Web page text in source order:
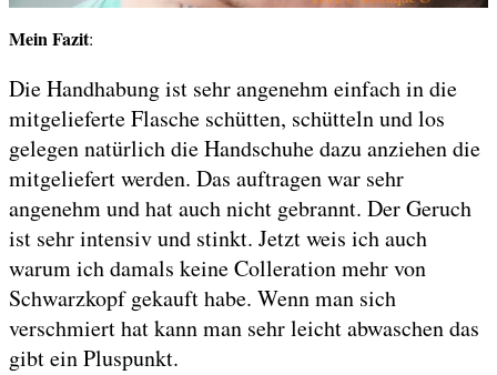
Mein Fazit:
Die Handhabung ist sehr angenehm einfach in die
mitgelieferte Flasche schütten, schütteln und los
gelegen natürlich die Handschuhe dazu anziehen die
mitgeliefert werden. Das auftragen war sehr
angenehm und hat auch nicht gebrannt. Der Geruch
ist sehr intensiv und stinkt. Jetzt weis ich auch
warum ich damals keine Colleration mehr von
Schwarzkopf gekauft habe. Wenn man sich
verschmiert hat kann man sehr leicht abwaschen das
gibt ein Pluspunkt.